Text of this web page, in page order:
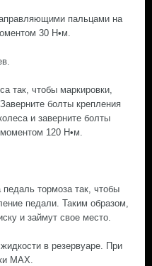
пальцами на
30 Н•м.
так, чтобы маркировки,
болты крепления
и заверните болты
моментом 120 Н•м.
тормоза так, чтобы
педали. Таким образом,
и займут свое место.
в резервуаре. При
MAX.